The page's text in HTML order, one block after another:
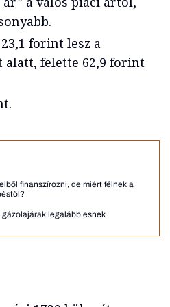
forint lesz a
alatt, felette 62,9 forint
finanszírozni, de miért félnek a
legalább esnek